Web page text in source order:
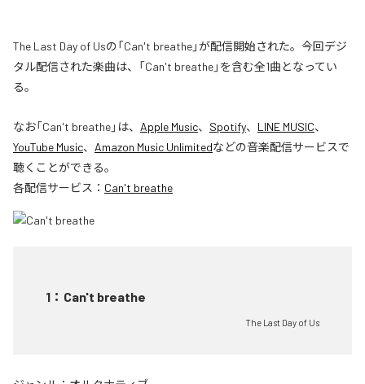
The Last Day of Usの「Can't breathe」が配信開始された。今回デジ
タル配信された楽曲は、「Can't breathe」を含む全1曲となってい
る。
なお「Can't breathe」は、 Apple Music、 Spotify、 LINE MUSIC、
YouTube Music、 Amazon Music Unlimitedなどの音楽配信サービスで
聴くことができる。
各配信サービス： Can't breathe
1 ： Can't breathe
The Last Day of Us